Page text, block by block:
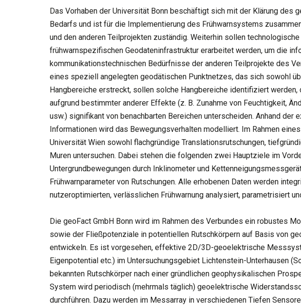
Das Vorhaben der Universität Bonn beschäftigt sich mit der Klärung des
Bedarfs und ist für die Implementierung des Frühwarnsystems
und den anderen Teilprojekten zuständig. Weiterhin sollen technologische
frühwarnspezifischen Geodateninfrastruktur erarbeitet werden, um die
kommunikationstechnischen Bedürfnisse der anderen Teilprojekte des
eines speziell angelegten geodätischen Punktnetzes, das sich sowohl
Hangbereiche erstreckt, sollen solche Hangbereiche identifiziert werden,
aufgrund bestimmter anderer Effekte (z. B. Zunahme von Feuchtigkeit,
usw.) signifikant von benachbarten Bereichen unterscheiden. Anhand der
Informationen wird das Bewegungsverhalten modelliert. Im Rahmen
Universität Wien sowohl flachgründige Translationsrutschungen,
Muren untersuchen. Dabei stehen die folgenden zwei Hauptziele im
Untergrundbewegungen durch Inklinometer und
Frühwarnparameter von Rutschungen. Alle erhobenen Daten werden
nutzeroptimierten, verlässlichen Frühwarnung analysiert, parametrisiert
Die geoFact GmbH Bonn wird im Rahmen des Verbundes ein robustes
sowie der Fließpotenziale in potentiellen Rutschkörpern auf Basis von
entwickeln. Es ist vorgesehen, effektive 2D/3D-geoelektrische
Eigenpotential etc.) im Untersuchungsgebiet Lichtenstein-Unterhausen
bekannten Rutschkörper nach einer gründlichen geophysikalischen
System wird periodisch (mehrmals täglich) geoelektrische
durchführen. Dazu werden im Messarray in verschiedenen Tiefen